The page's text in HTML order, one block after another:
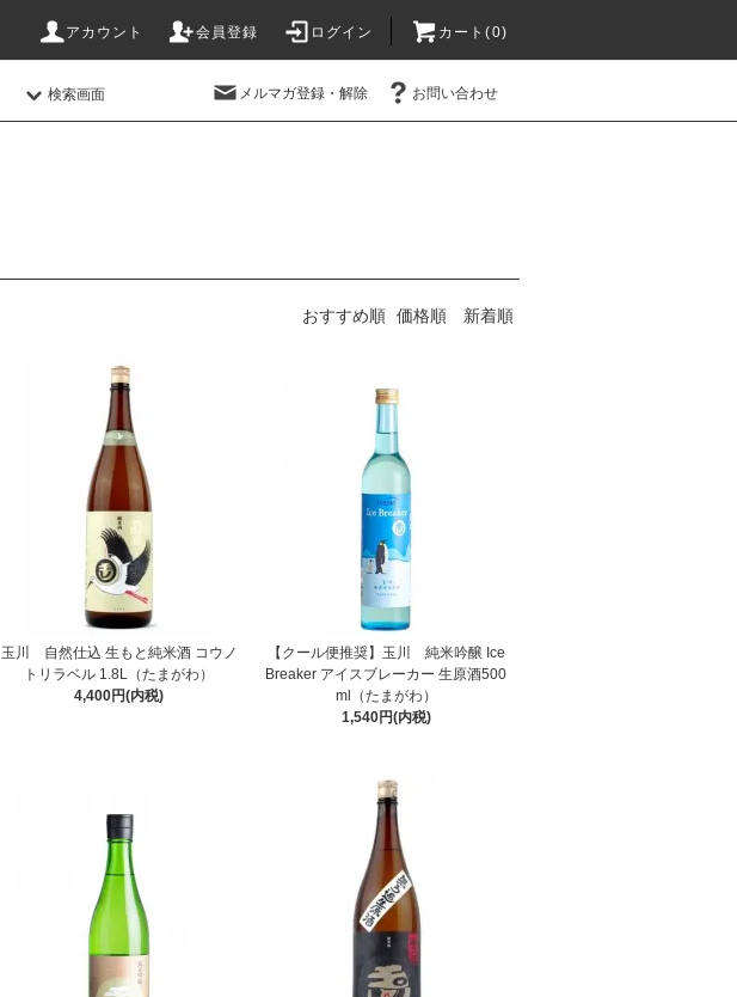
アカウント 会員登録 ログイン カート(0)
検索画面 メルマガ登録・解除 お問い合わせ
おすすめ順 価格順 新着順
玉川 自然仕込 生もと純米酒 コウノ
トリラベル 1.8L（たまがわ）
4,400円(内税)
【クール便推奨】玉川 純米吟醸 Ice
Breaker アイスブレーカー 生原酒500
ml（たまがわ）
1,540円(内税)